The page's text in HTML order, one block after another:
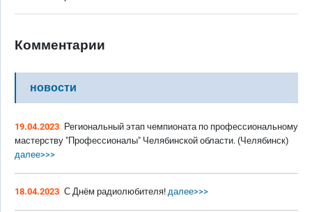
Комментарии
новости
19.04.2023 Региональный этап чемпионата по профессиональному
мастерству "Профессионалы" Челябинской области. (Челябинск)
далее>>>
18.04.2023 С Днём радиолюбителя! далее>>>